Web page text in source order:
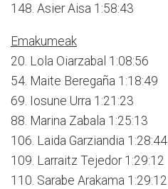
148. Asier Aisa 1:58:43
Emakumeak
20. Lola Oiarzabal 1:08:56
54. Maite Beregaña 1:18:49
69. Iosune Urra 1:21:23
88. Marina Zabala 1:25:13
106. Laida Garziandia 1:28:44
109. Larraitz Tejedor 1:29:12
110. Sarabe Arakama 1:29:12